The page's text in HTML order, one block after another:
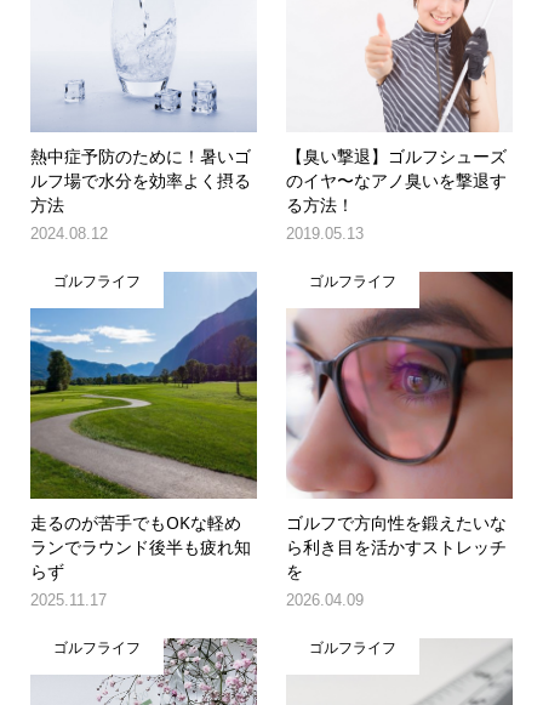
熱中症予防のために！暑いゴ
ルフ場で水分を効率よく摂る
方法
2024.08.12
【臭い撃退】ゴルフシューズ
のイヤ〜なアノ臭いを撃退す
る方法！
2019.05.13
ゴルフライフ
走るのが苦手でもOKな軽め
ランでラウンド後半も疲れ知
らず
2025.11.17
ゴルフライフ
ゴルフで方向性を鍛えたいな
ら利き目を活かすストレッチ
を
2026.04.09
ゴルフライフ ゴルフライフ